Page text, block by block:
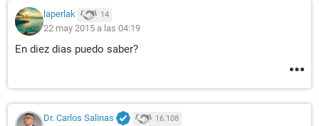
laperlak 14
22 may 2015 a las 04:19
En diez dias puedo saber?
Dr. Carlos Salinas 16.108